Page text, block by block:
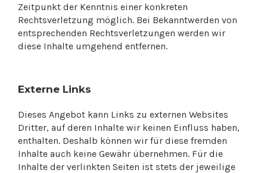
Zeitpunkt der Kenntnis einer konkreten
Rechtsverletzung möglich. Bei Bekanntwerden von
entsprechenden Rechtsverletzungen werden wir
diese Inhalte umgehend entfernen.
Externe Links
Dieses Angebot kann Links zu externen Websites
Dritter, auf deren Inhalte wir keinen Einfluss haben,
enthalten. Deshalb können wir für diese fremden
Inhalte auch keine Gewähr übernehmen. Für die
Inhalte der verlinkten Seiten ist stets der jeweilige